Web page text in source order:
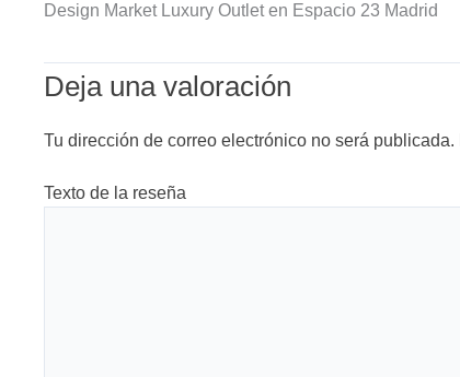
Design Market Luxury Outlet en Espacio 23 Madrid
Deja una valoración
Tu dirección de correo electrónico no será publicada.
Texto de la reseña